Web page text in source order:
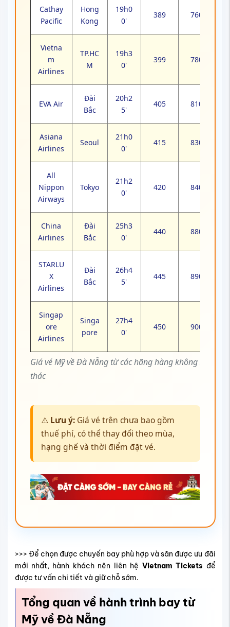
Giá vé Mỹ về Đà Nẵng từ các hãng hàng không khai
thác
Cathay
Pacific
Hong
Kong
19h0
0'
389 760
Vietna
m
Airlines
TP.HC
M
19h3
0'
399 780
EVA Air
Đài
Bắc
20h2
5'
405 810
Asiana
Airlines
Seoul
21h0
0'
415 830
All
Nippon
Airways
Tokyo
21h2
0'
420 840
China
Airlines
Đài
Bắc
25h3
0'
440 880
STARLU
X
Airlines
Đài
Bắc
26h4
5'
445 890
Singap
ore
Airlines
Singa
pore
27h4
0'
450 900
⚠️ Lưu ý:Giá vé trên chưa bao gồm
thuế phí, có thể thay đổi theo mùa,
hạng ghế và thời điểm đặt vé.
>>> Để chọn được chuyến bay phù hợp và săn được ưu đãi
mới nhất, hành khách nên liên hệ Vietnam Tickets để
được tư vấn chi tiết và giữ chỗ sớm.
Tổng quan về hành trình bay từ
Mỹ về Đà Nẵng